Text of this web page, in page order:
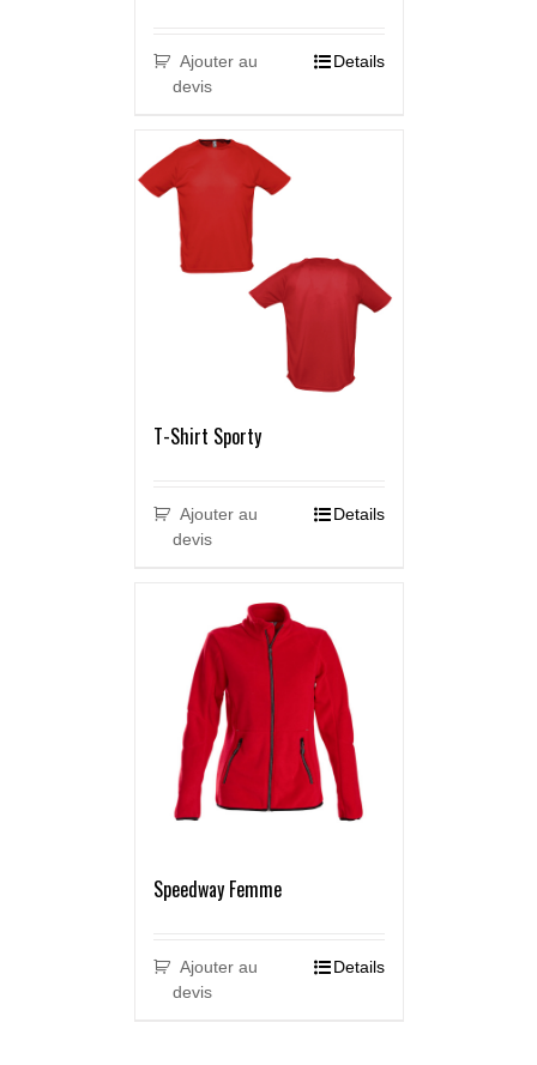
Ajouter au
devis
Details
T-Shirt Sporty
Ajouter au
devis
Details
Speedway Femme
Ajouter au
devis
Details